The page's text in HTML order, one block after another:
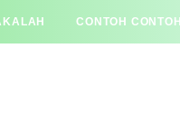
CONTOH CONTOH